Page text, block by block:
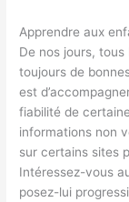
Apprendre aux
De nos jours,
toujours de
est
fiabilité de
informations non
sur certains sites
Intéressez-vous
posez-lui